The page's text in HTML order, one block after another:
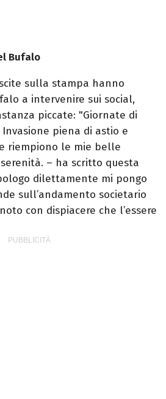
Bufalo
sulla stampa hanno
a intervenire sui social,
piccate: "Giornate di
piena di astio e
riempiono le mie belle
– ha scritto questa
dilettamente mi pongo
sull’andamento societario
con dispiacere che l’essere